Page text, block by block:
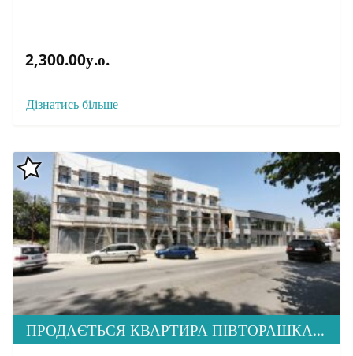
2,300.00у.о.
Дізнатись більше
ПРОДАЄТЬСЯ КВАРТИРА ПІВТОРАШКА ( 1.5) В М. УЖГОРОД, ВУЛ. АНДРІЯ ПАЛАЯ, 2А